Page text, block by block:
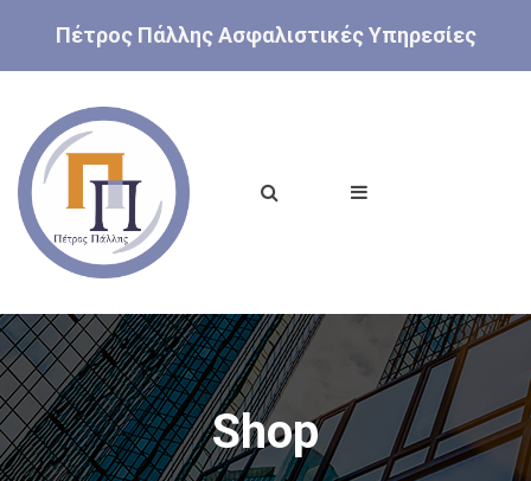
Πέτρος Πάλλης Ασφαλιστικές Υπηρεσίες
Shop